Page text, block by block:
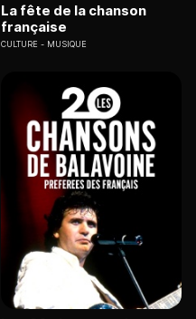
La fête de la chanson
française
CULTURE MUSIQUE